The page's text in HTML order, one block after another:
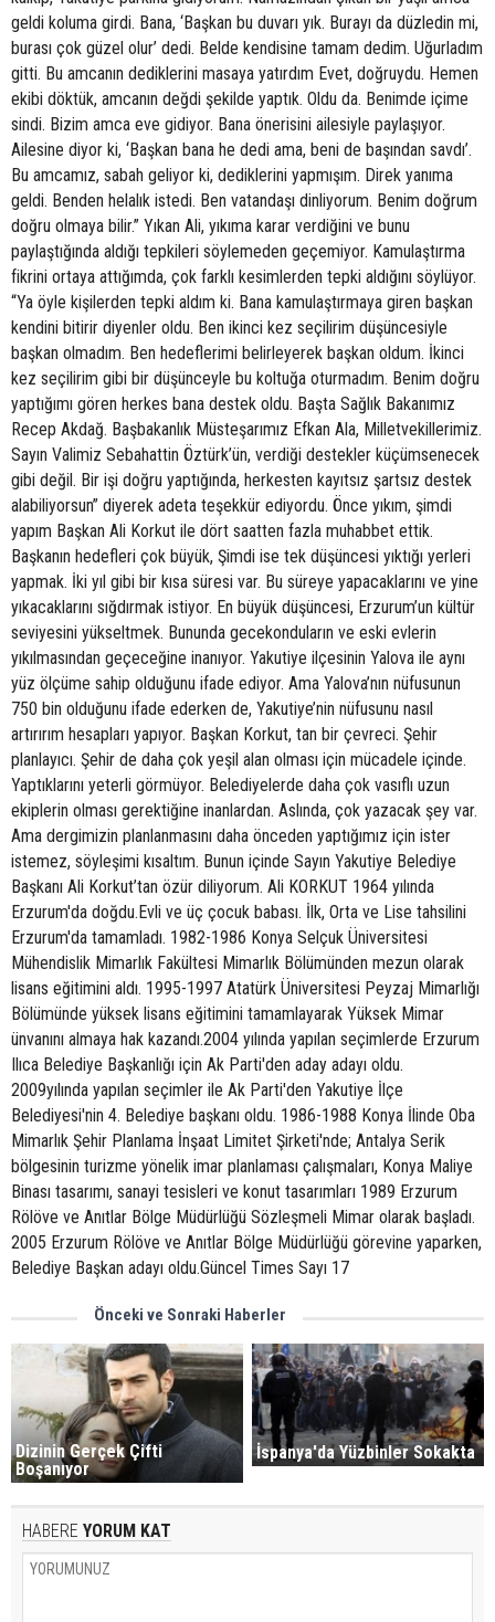
geldi koluma girdi. Bana, ‘Başkan bu duvarı yık. Burayı da düzledin mi,
burası çok güzel olur’ dedi. Belde kendisine tamam dedim. Uğurladım
gitti. Bu amcanın dediklerini masaya yatırdım Evet, doğruydu. Hemen
ekibi döktük, amcanın değdi şekilde yaptık. Oldu da. Benimde içime
sindi. Bizim amca eve gidiyor. Bana önerisini ailesiyle paylaşıyor.
Ailesine diyor ki, ‘Başkan bana he dedi ama, beni de başından savdı’.
Bu amcamız, sabah geliyor ki, dediklerini yapmışım. Direk yanıma
geldi. Benden helalık istedi. Ben vatandaşı dinliyorum. Benim doğrum
doğru olmaya bilir.” Yıkan Ali, yıkıma karar verdiğini ve bunu
paylaştığında aldığı tepkileri söylemeden geçemiyor. Kamulaştırma
fikrini ortaya attığımda, çok farklı kesimlerden tepki aldığını söylüyor.
“Ya öyle kişilerden tepki aldım ki. Bana kamulaştırmaya giren başkan
kendini bitirir diyenler oldu. Ben ikinci kez seçilirim düşüncesiyle
başkan olmadım. Ben hedeflerimi belirleyerek başkan oldum. İkinci
kez seçilirim gibi bir düşünceyle bu koltuğa oturmadım. Benim doğru
yaptığımı gören herkes bana destek oldu. Başta Sağlık Bakanımız
Recep Akdağ. Başbakanlık Müsteşarımız Efkan Ala, Milletvekillerimiz.
Sayın Valimiz Sebahattin Öztürk’ün, verdiği destekler küçümsenecek
gibi değil. Bir işi doğru yaptığında, herkesten kayıtsız şartsız destek
alabiliyorsun” diyerek adeta teşekkür ediyordu. Önce yıkım, şimdi
yapım Başkan Ali Korkut ile dört saatten fazla muhabbet ettik.
Başkanın hedefleri çok büyük, Şimdi ise tek düşüncesi yıktığı yerleri
yapmak. İki yıl gibi bir kısa süresi var. Bu süreye yapacaklarını ve yine
yıkacaklarını sığdırmak istiyor. En büyük düşüncesi, Erzurum’un kültür
seviyesini yükseltmek. Bununda gecekonduların ve eski evlerin
yıkılmasından geçeceğine inanıyor. Yakutiye ilçesinin Yalova ile aynı
yüz ölçüme sahip olduğunu ifade ediyor. Ama Yalova’nın nüfusunun
750 bin olduğunu ifade ederken de, Yakutiye’nin nüfusunu nasıl
artırırım hesapları yapıyor. Başkan Korkut, tan bir çevreci. Şehir
planlayıcı. Şehir de daha çok yeşil alan olması için mücadele içinde.
Yaptıklarını yeterli görmüyor. Belediyelerde daha çok vasıflı uzun
ekiplerin olması gerektiğine inanlardan. Aslında, çok yazacak şey var.
Ama dergimizin planlanmasını daha önceden yaptığımız için ister
istemez, söyleşimi kısaltım. Bunun içinde Sayın Yakutiye Belediye
Başkanı Ali Korkut’tan özür diliyorum. Ali KORKUT 1964 yılında
Erzurum'da doğdu.Evli ve üç çocuk babası. İlk, Orta ve Lise tahsilini
Erzurum'da tamamladı. 1982-1986 Konya Selçuk Üniversitesi
Mühendislik Mimarlık Fakültesi Mimarlık Bölümünden mezun olarak
lisans eğitimini aldı. 1995-1997 Atatürk Üniversitesi Peyzaj Mimarlığı
Bölümünde yüksek lisans eğitimini tamamlayarak Yüksek Mimar
ünvanını almaya hak kazandı.2004 yılında yapılan seçimlerde Erzurum
Ilıca Belediye Başkanlığı için Ak Parti'den aday adayı oldu.
2009yılında yapılan seçimler ile Ak Parti'den Yakutiye İlçe
Belediyesi'nin 4. Belediye başkanı oldu. 1986-1988 Konya İlinde Oba
Mimarlık Şehir Planlama İnşaat Limitet Şirketi'nde; Antalya Serik
bölgesinin turizme yönelik imar planlaması çalışmaları, Konya Maliye
Binası tasarımı, sanayi tesisleri ve konut tasarımları 1989 Erzurum
Rölöve ve Anıtlar Bölge Müdürlüğü Sözleşmeli Mimar olarak başladı.
2005 Erzurum Rölöve ve Anıtlar Bölge Müdürlüğü görevine yaparken,
Belediye Başkan adayı oldu.Güncel Times Sayı 17
Önceki ve Sonraki Haberler
Dizinin Gerçek Çifti
Boşanıyor
İspanya'da Yüzbinler Sokakta
HABERE YORUM KAT